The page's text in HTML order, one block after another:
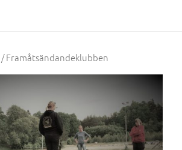
/ Framåtsändandeklubben